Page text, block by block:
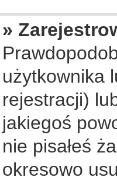
»
użytkownika
rejestracji)
jakiegoś
nie pisałeś
okresowo